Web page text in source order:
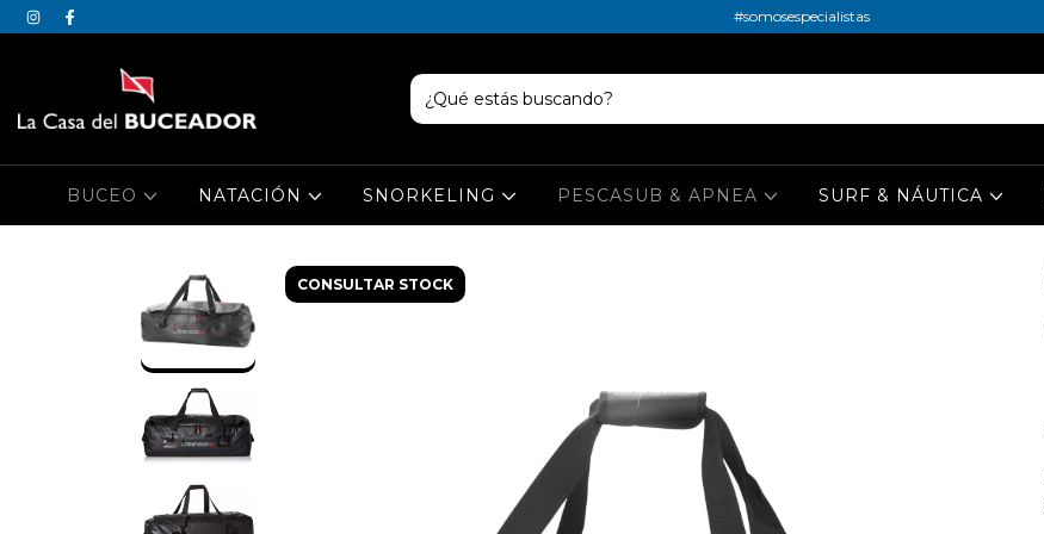
#somosespecialistas
BUCEO NATACIÓN SNORKELING PESCASUB & APNEA SURF & NÁUTICA
CONSULTAR STOCK